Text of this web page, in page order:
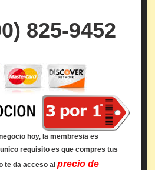
825-9452
hoy, la membresia es
requisito es que compres tus
te da acceso al precio de